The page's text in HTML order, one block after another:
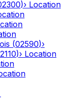
)› Location
(02590)›
)› Location